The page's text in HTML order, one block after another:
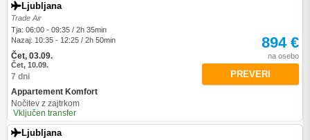
Ljubljana
Trade Air
Tja: 06:00 - 09:35 / 2h 35min
Nazaj: 10:35 - 12:25 / 2h 50min
Čet, 03.09.
Čet, 10.09.
7 dni
Appartement Komfort
Nočitev z zajtrkom
Vključen transfer
894 €
na osebo
PREVERI
Ljubljana